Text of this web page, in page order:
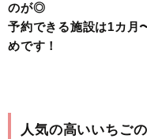
のが◎
予約できる施設は1カ月
めです！
人気の高いいちご